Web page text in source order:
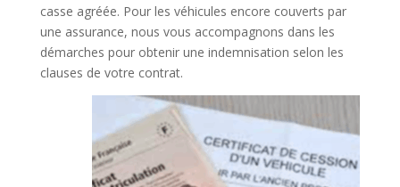
casse agréée. Pour les véhicules encore couverts par
une assurance, nous vous accompagnons dans les
démarches pour obtenir une indemnisation selon les
clauses de votre contrat.